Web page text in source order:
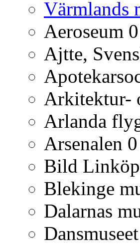
Värmlands
Aeroseum 0
Ajtte,
Arkitektur-
Arlanda
Arsenalen 0
Bild
Blekinge
Dalarnas
Dansmuseet